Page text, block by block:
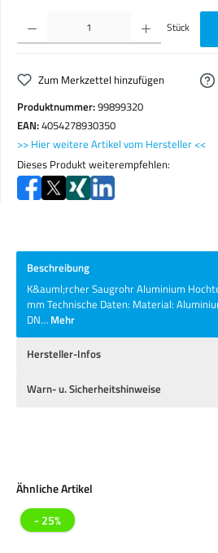
Produkt Anzahl: Gib den gewünschten Wert ein oder
Stück
Zum Merkzettel hinzufügen
Produktnummer:99899320
EAN:4054278930350
>> Hier weitere Artikel vom Hersteller <<
Dieses Produkt weiterempfehlen:
Beschreibung
K&auml;rcher Saugrohr Aluminium
mm Technische Daten: Material:
DN… Mehr
Hersteller-Infos
Warn- u. Sicherheitshinweise
Produktgalerie überspringen
Ähnliche Artikel
- 25%